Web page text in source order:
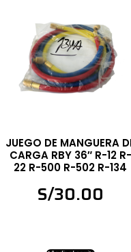
JUEGO DE MANGUERA
CARGA RBY 36″ R-12 R-
22 R-500 R-502 R-134
S/30.00